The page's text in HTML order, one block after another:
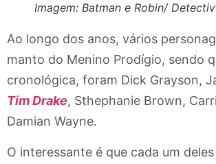
Imagem: Batman e Robin/
Ao longo dos anos, vários
manto do Menino Prodígio, sendo
cronológica, foram Dick Grayson,
Tim Drake, Sthephanie Brown,
Damian Wayne.
O interessante é que cada um